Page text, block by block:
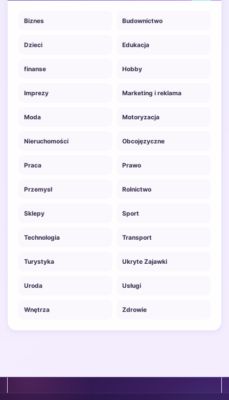
Biznes Budownictwo
Dzieci Edukacja
finanse Hobby
Imprezy Marketing i reklama
Moda Motoryzacja
Nieruchomości Obcojęzyczne
Praca Prawo
Przemysł Rolnictwo
Sklepy Sport
Technologia Transport
Turystyka Ukryte Zajawki
Uroda Usługi
Wnętrza Zdrowie